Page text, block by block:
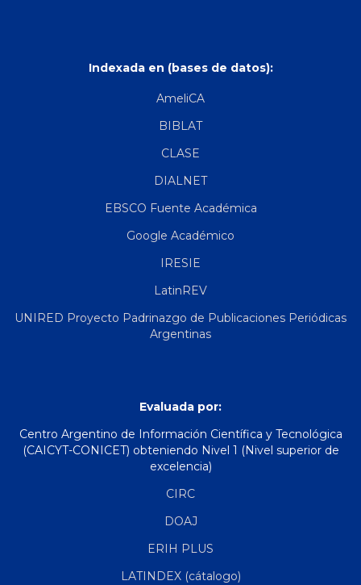
Indexada en (bases de datos):
AmeliCA
BIBLAT
CLASE
DIALNET
EBSCO Fuente Académica
Google Académico
IRESIE
LatinREV
UNIRED Proyecto Padrinazgo de Publicaciones Periódicas
Argentinas
Evaluada por:
Centro Argentino de Información Científica y Tecnológica
(CAICYT-CONICET) obteniendo Nivel 1 (Nivel superior de
excelencia)
CIRC
DOAJ
ERIH PLUS
LATINDEX (cátalogo)